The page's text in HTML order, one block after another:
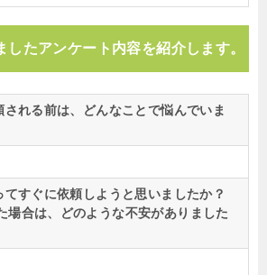
したアンケート内容を紹介します。
れる前は、どんなことで悩んでいま
すぐに依頼しようと思いましたか？
場合は、どのような不安がありました